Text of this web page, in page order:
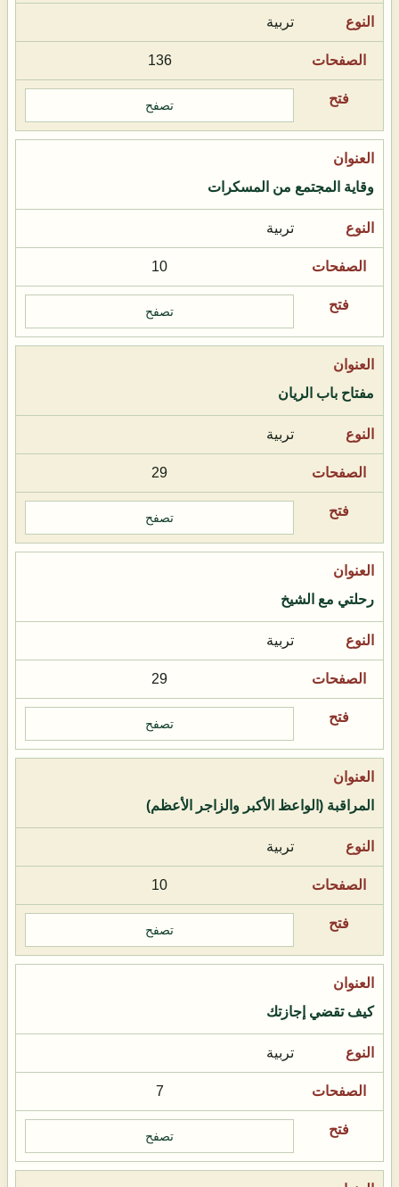
تربية
136
تصفح
وقاية المجتمع من المسكرات
تربية
10
تصفح
مفتاح باب الريان
تربية
29
تصفح
رحلتي مع الشيخ
تربية
29
تصفح
المراقبة (الواعظ الأكبر والزاجر الأعظم)
تربية
10
تصفح
كيف تقضي إجازتك
تربية
7
تصفح